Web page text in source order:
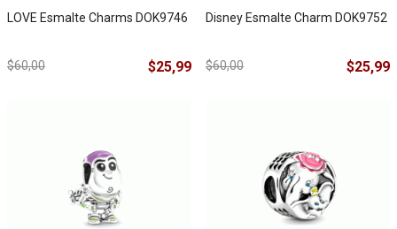
LOVE Esmalte Charms DOK9746
$60,00 $25,99
Disney Esmalte Charm DOK9752
$60,00 $25,99